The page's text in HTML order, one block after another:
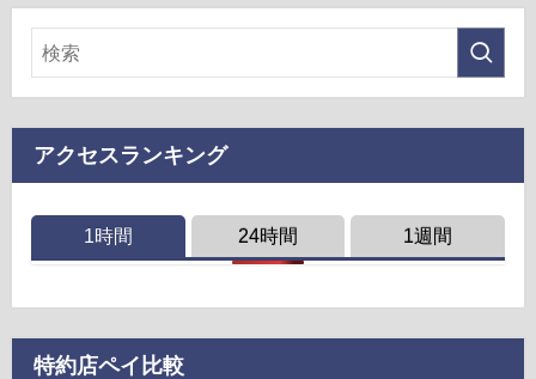
アクセスランキング
1時間 24時間 1週間
特約店ペイ比較